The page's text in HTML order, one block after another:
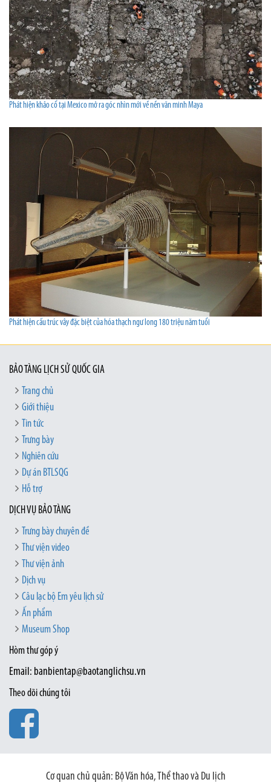
Phát hiện khảo cổ tại Mexico mở ra góc nhìn mới về nền văn minh Maya
Phát hiện cấu trúc vây đặc biệt của hóa thạch ngư long 180 triệu năm tuổi
BẢO TÀNG LỊCH SỬ QUỐC GIA
Trang chủ
Giới thiệu
Tin tức
Trưng bày
Nghiên cứu
Dự án BTLSQG
Hỗ trợ
DỊCH VỤ BẢO TÀNG
Trưng bày chuyên đề
Thư viện video
Thư viện ảnh
Dịch vụ
Câu lạc bộ Em yêu lịch sử
Ấn phẩm
Museum Shop
Hòm thư góp ý
Email: banbientap@baotanglichsu.vn
Theo dõi chúng tôi
Cơ quan chủ quản: Bộ Văn hóa, Thể thao và Du lịch